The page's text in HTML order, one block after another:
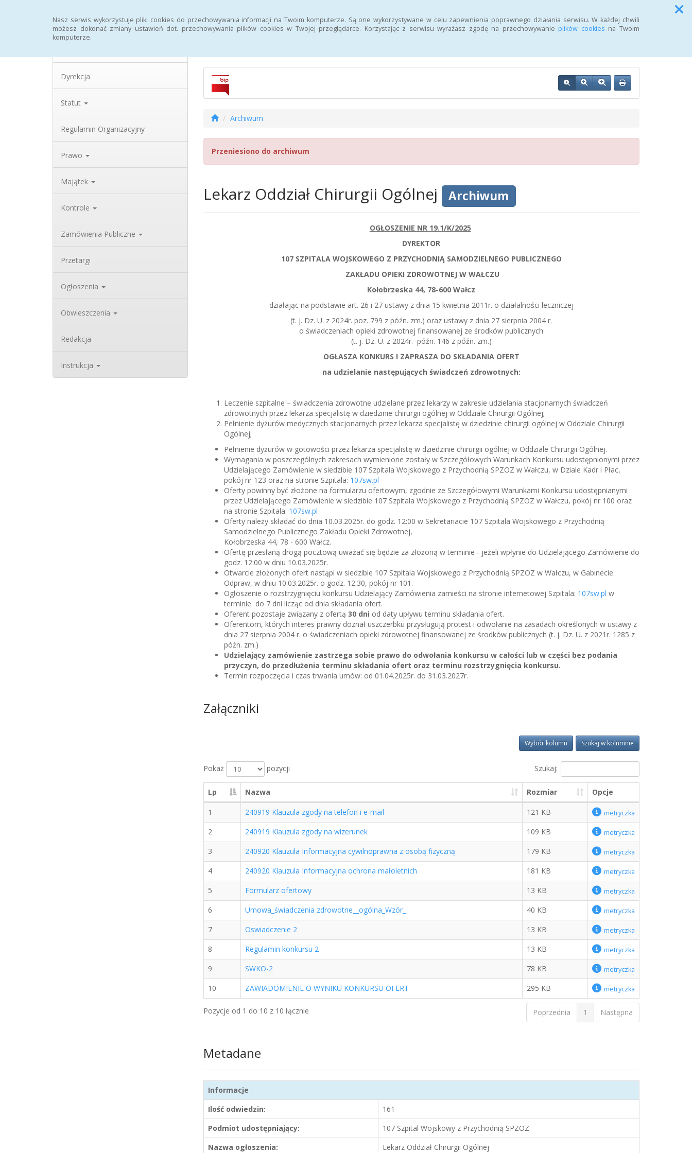
Nasz serwis wykorzystuje pliki cookies do przechowywania informacji na Twoim komputerze. Są one wykorzystywane w celu zapewnienia poprawnego działania serwisu. W każdej chwili
możesz dokonać zmiany ustawień dot. przechowywania plików cookies w Twojej przeglądarce. Korzystając z serwisu wyrażasz zgodę na przechowywanie plików cookies na Twoim
komputerze.
Dyrekcja
Statut
Regulamin Organizacyjny
Prawo
Majątek
Kontrole
Zamówienia Publiczne
Przetargi
Ogłoszenia
Obwieszczenia
Redakcja
Instrukcja
Archiwum
Przeniesiono do archiwum
Lekarz Oddział Chirurgii Ogólnej Archiwum
OGŁOSZENIE NR 19.1/K/2025
DYREKTOR
107 SZPITALA WOJSKOWEGO Z PRZYCHODNIĄ SAMODZIELNEGO PUBLICZNEGO
ZAKŁADU OPIEKI ZDROWOTNEJ W WAŁCZU
Kołobrzeska 44, 78-600 Wałcz
działając na podstawie art. 26 i 27 ustawy z dnia 15 kwietnia 2011r. o działalności leczniczej
(t. j. Dz. U. z 2024r. poz. 799 z późn. zm.) oraz ustawy z dnia 27 sierpnia 2004 r.
o świadczeniach opieki zdrowotnej finansowanej ze środków publicznych
(t. j. Dz. U. z 2024r. późn. 146 z późn. zm.)
OGŁASZA KONKURS I ZAPRASZA DO SKŁADANIA OFERT
na udzielanie następujących świadczeń zdrowotnych:
Leczenie szpitalne – świadczenia zdrowotne udzielane przez lekarzy w zakresie udzielania stacjonarnych świadczeń
zdrowotnych przez lekarza specjalistę w dziedzinie chirurgii ogólnej w Oddziale Chirurgii Ogólnej;
Pełnienie dyżurów medycznych stacjonarnych przez lekarza specjalistę w dziedzinie chirurgii ogólnej w Oddziale Chirurgii
Ogólnej;
Pełnienie dyżurów w gotowości przez lekarza specjalistę w dziedzinie chirurgii ogólnej w Oddziale Chirurgii Ogólnej.
Wymagania w poszczególnych zakresach wymienione zostały w Szczegółowych Warunkach Konkursu udostępnionymi przez
Udzielającego Zamówienie w siedzibie 107 Szpitala Wojskowego z Przychodnią SPZOZ w Wałczu, w Dziale Kadr i Płac,
pokój nr 123 oraz na stronie Szpitala: 107sw.pl
Oferty powinny być złożone na formularzu ofertowym, zgodnie ze Szczegółowymi Warunkami Konkursu udostępnianymi
przez Udzielającego Zamówienie w siedzibie 107 Szpitala Wojskowego z Przychodnią SPZOZ w Wałczu, pokój nr 100 oraz
na stronie Szpitala: 107sw.pl
Oferty należy składać do dnia 10.03.2025r. do godz. 12:00 w Sekretariacie 107 Szpitala Wojskowego z Przychodnią
Samodzielnego Publicznego Zakładu Opieki Zdrowotnej,
Kołobrzeska 44, 78 - 600 Wałcz.
Ofertę przesłaną drogą pocztową uważać się będzie za złożoną w terminie - jeżeli wpłynie do Udzielającego Zamówienie do
godz. 12:00 w dniu 10.03.2025r.
Otwarcie złożonych ofert nastąpi w siedzibie 107 Szpitala Wojskowego z Przychodnią SPZOZ w Wałczu, w Gabinecie
Odpraw, w dniu 10.03.2025r. o godz. 12.30, pokój nr 101.
Ogłoszenie o rozstrzygnięciu konkursu Udzielający Zamówienia zamieści na stronie internetowej Szpitala: 107sw.pl w
terminie do 7 dni licząc od dnia składania ofert.
Oferent pozostaje związany z ofertą 30 dni od daty upływu terminu składania ofert.
Oferentom, których interes prawny doznał uszczerbku przysługują protest i odwołanie na zasadach określonych w ustawy z
dnia 27 sierpnia 2004 r. o świadczeniach opieki zdrowotnej finansowanej ze środków publicznych (t. j. Dz. U. z 2021r. 1285 z
późn. zm.)
Udzielający zamówienie zastrzega sobie prawo do odwołania konkursu w całości lub w części bez podania
przyczyn, do przedłużenia terminu składania ofert oraz terminu rozstrzygnięcia konkursu.
Termin rozpoczęcia i czas trwania umów: od 01.04.2025r. do 31.03.2027r.
Załączniki
Szukaj w kolumnie
Wybór kolumn
Pokaż pozycji Szukaj:
Lp Nazwa Rozmiar Opcje
1 240919 Klauzula zgody na telefon i e-mail 121 KB metryczka
2 240919 Klauzula zgody na wizerunek 109 KB metryczka
3 240920 Klauzula Informacyjna cywilnoprawna z osobą fizyczną 179 KB metryczka
4 240920 Klauzula Informacyjna ochrona małoletnich 181 KB metryczka
5 Formularz ofertowy 13 KB metryczka
6 Umowa_świadczenia zdrowotne__ogólna_Wzór_ 40 KB metryczka
7 Oswiadczenie 2 13 KB metryczka
8 Regulamin konkursu 2 13 KB metryczka
9 SWKO-2 78 KB metryczka
10 ZAWIADOMIENIE O WYNIKU KONKURSU OFERT 295 KB metryczka
Pozycje od 1 do 10 z 10 łącznie Poprzednia 1 Następna
Metadane
Informacje
Ilość odwiedzin:
161
Podmiot udostępniający:
107 Szpital Wojskowy z Przychodnią SPZOZ
Nazwa ogłoszenia:
Lekarz Oddział Chirurgii Ogólnej